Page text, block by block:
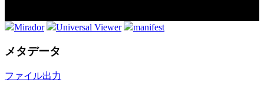
Mirador Universal Viewer manifest
メタデータ
ファイル出力